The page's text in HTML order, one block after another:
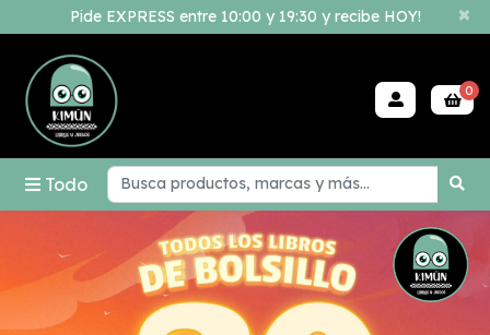
Pide EXPRESS entre 10:00 y 19:30 y recibe HOY! ×
Todo
0